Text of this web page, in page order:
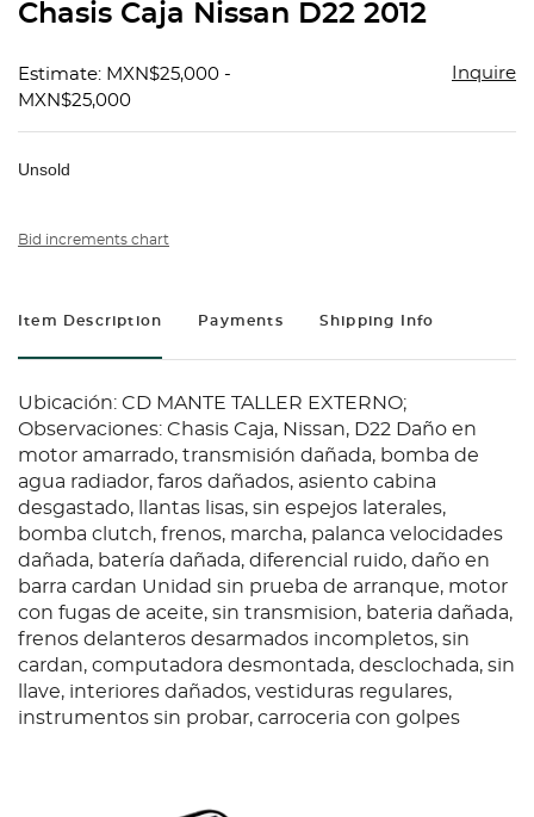
Chasis Caja Nissan D22 2012
Estimate: MXN$25,000 -
MXN$25,000
Inquire
Unsold
Bid increments chart
Item Description Payments Shipping Info
Ubicación: CD MANTE TALLER EXTERNO;
Observaciones: Chasis Caja, Nissan, D22 Daño en
motor amarrado, transmisión dañada, bomba de
agua radiador, faros dañados, asiento cabina
desgastado, llantas lisas, sin espejos laterales,
bomba clutch, frenos, marcha, palanca velocidades
dañada, batería dañada, diferencial ruido, daño en
barra cardan Unidad sin prueba de arranque, motor
con fugas de aceite, sin transmision, bateria dañada,
frenos delanteros desarmados incompletos, sin
cardan, computadora desmontada, desclochada, sin
llave, interiores dañados, vestiduras regulares,
instrumentos sin probar, carroceria con golpes